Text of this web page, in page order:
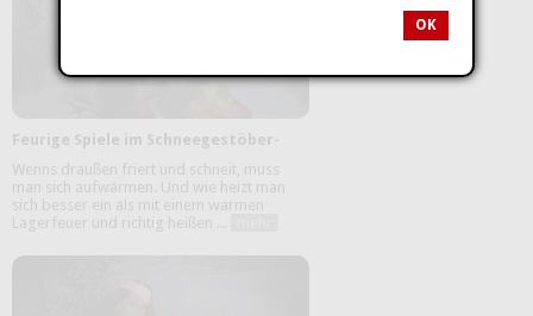
OK
Feurige Spiele im Schneegestöber-
Wenns draußen friert und schneit, muss
man sich aufwärmen. Und wie heizt man
sich besser ein als mit einem warmen
Lagerfeuer und richtig heißen ...